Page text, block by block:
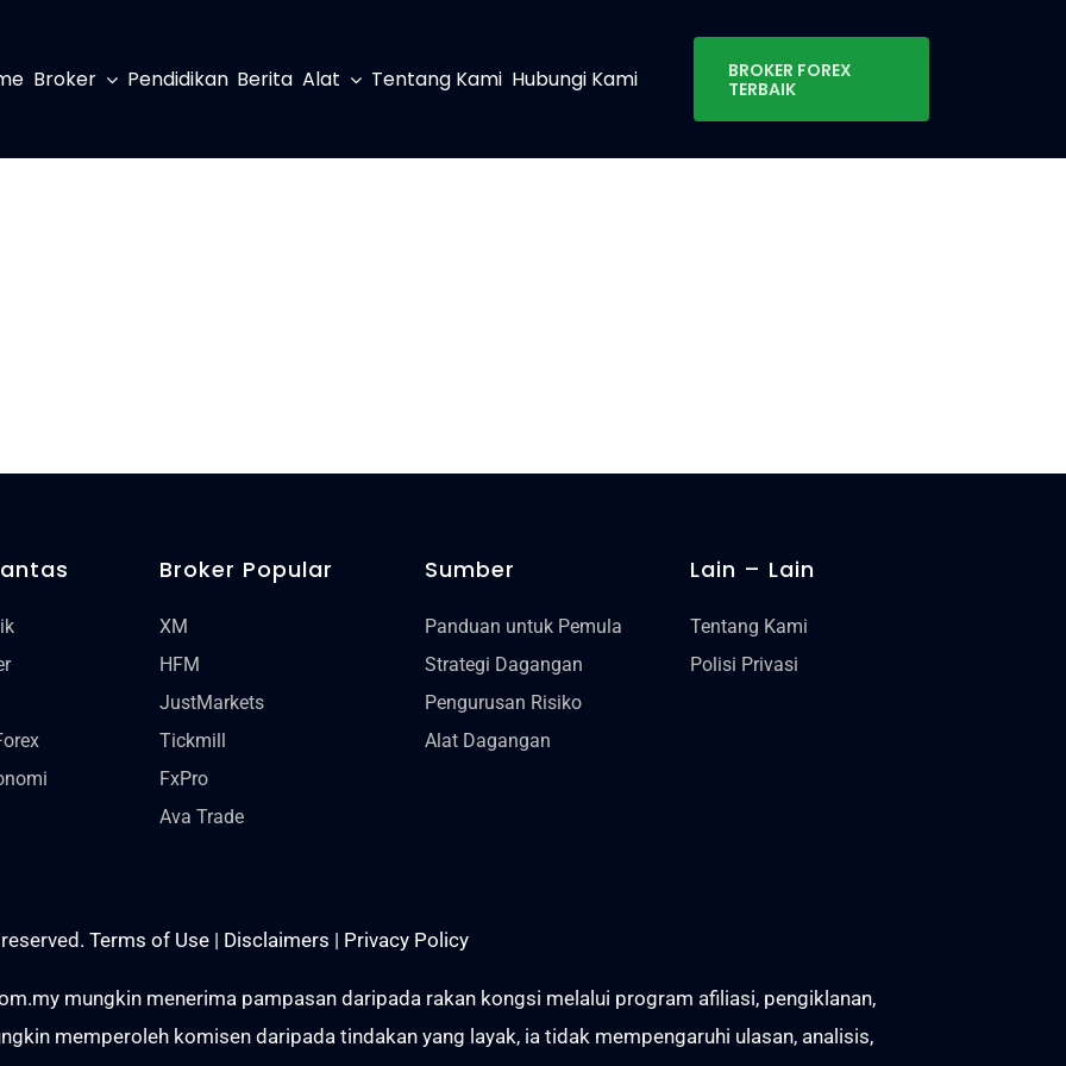
Broker Pendidikan Berita Alat Tentang Kami Hubungi Kami
BROKER FOREX
TERBAIK
Broker Popular
XM
HFM
JustMarkets
Tickmill
FxPro
Ava Trade
Sumber
Panduan untuk Pemula
Strategi Dagangan
Pengurusan Risiko
Alat Dagangan
Lain – Lain
Tentang Kami
Polisi Privasi
Terms of Use| Disclaimers | Privacy Policy
mungkin menerima pampasan daripada rakan kongsi melalui program afiliasi, pengiklanan,
memperoleh komisen daripada tindakan yang layak, ia tidak mempengaruhi ulasan, analisis,